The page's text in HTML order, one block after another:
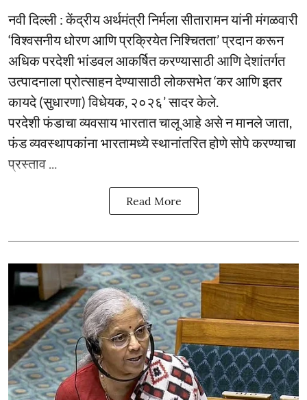
नवी दिल्ली : केंद्रीय अर्थमंत्री निर्मला सीतारामन यांनी मंगळवारी
‘विश्वसनीय धोरण आणि प्रक्रियेत निश्चितता’ प्रदान करून
अधिक परदेशी भांडवल आकर्षित करण्यासाठी आणि देशांतर्गत
उत्पादनाला प्रोत्साहन देण्यासाठी लोकसभेत ‘कर आणि इतर
कायदे (सुधारणा) विधेयक, २०२६’ सादर केले.
परदेशी फंडाचा व्यवसाय भारतात चालू आहे असे न मानले जाता,
फंड व्यवस्थापकांना भारतामध्ये स्थानांतरित होणे सोपे करण्याचा
प्रस्ताव ...
Read More